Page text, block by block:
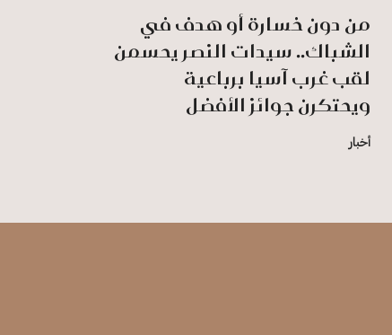
من دون خسارة أو هدف في
الشباك.. سيدات النصر يحسمن
لقب غرب آسيا برباعية
ويحتكرن جوائز الأفضل
أخبار